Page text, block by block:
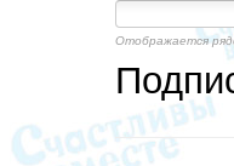
Отображается